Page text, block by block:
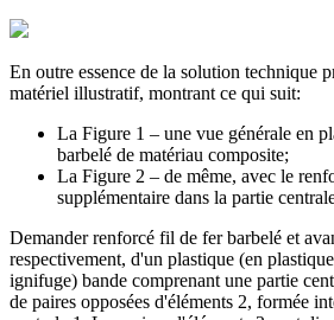
En outre essence de la solution technique
matériel illustratif, montrant ce qui suit:
La Figure 1 – une vue générale en
barbelé de matériau composite;
La Figure 2 – de même, avec le
supplémentaire dans la partie
Demander renforcé fil de fer barbelé et
respectivement, d'un plastique (en
ignifuge) bande comprenant une partie
de paires opposées d'éléments 2, formée